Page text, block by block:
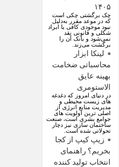
۱۴۰۵
چک برگشتی چکی است
که در موعد مقرر به‌دلیل
نبود موجودی کافی یا ایراد
شکلی و قانونی نقد
نمی‌شود و بانک آن را
برگشت می‌زند.
لینکا ابزار
محاسباتی ضخامت
بهینه عایق
الاستومری
در دنیای امروز که دغدغه
های زیست محیطی و
مدیریت منابع انرژی از
اصلی ترین اولویت های
جوامع بشری است، صنعت
ساختمان سازی نیز دچار
تحولاتی شده است.
زیپ کیپ از کجا
بخریم؟ راهنمای
انتخاب تولید کننده